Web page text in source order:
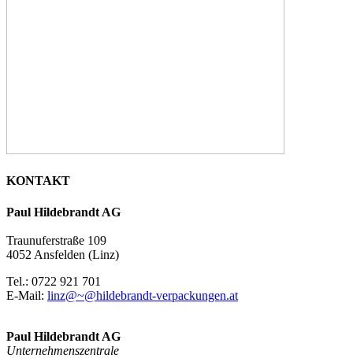
KONTAKT
Paul Hildebrandt AG
Traunuferstraße 109
4052 Ansfelden (Linz)
Tel.: 0722 921 701
E-Mail: linz@~@hildebrandt-verpackungen.at
Paul Hildebrandt AG
Unternehmenszentrale